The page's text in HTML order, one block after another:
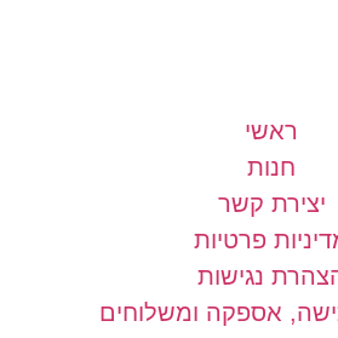
קשר
פרטיות
נגישות
אספקה ומשלוחים